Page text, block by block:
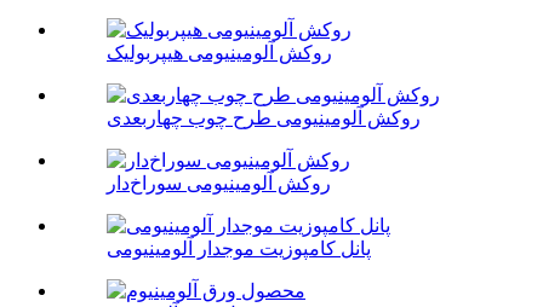
روکش آلومینیومی هیپربولیک
روکش آلومینیومی طرح چوب چهاربعدی
روکش آلومینیومی سوراخ‌دار
پانل کامپوزیت موجدار آلومینیومی